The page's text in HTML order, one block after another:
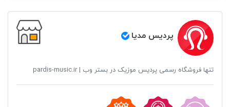
پردیس مدیا
تنها فروشگاه رسمی پردیس موزیک در بستر وب | pardis-music.ir